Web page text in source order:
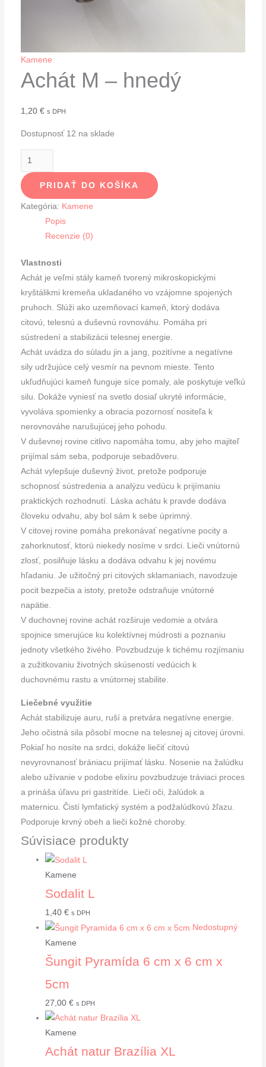
Kamene
Achát M – hnedý
1,20 € s DPH
Dostupnosť 12 na sklade
PRIDAŤ DO KOŠÍKA
Kategória: Kamene
Popis
Recenzie (0)
Vlastnosti
Achát je veľmi stály kameň tvorený mikroskopickými
kryštálikmi kremeňa ukladaného vo vzájomne spojených
pruhoch. Slúži ako uzemňovací kameň, ktorý dodáva
citovú, telesnú a duševnú rovnováhu. Pomáha pri
sústredení a stabilizácii telesnej energie.
Achát uvádza do súladu jin a jang, pozitívne a negatívne
sily udržujúce celý vesmír na pevnom mieste. Tento
ukľudňujúci kameň funguje síce pomaly, ale poskytuje veľkú
silu. Dokáže vyniesť na svetlo dosiaľ ukryté informácie,
vyvoláva spomienky a obracia pozornosť nositeľa k
nerovnováhe narušujúcej jeho pohodu.
V duševnej rovine citlivo napomáha tomu, aby jeho majiteľ
prijímal sám seba, podporuje sebadôveru.
Achát vylepšuje duševný život, pretože podporuje
schopnosť sústredenia a analýzu vedúcu k prijímaniu
praktických rozhodnutí. Láska achátu k pravde dodáva
človeku odvahu, aby bol sám k sebe úprimný.
V citovej rovine pomáha prekonávať negatívne pocity a
zahorknutosť, ktorú niekedy nosíme v srdci. Lieči vnútornú
zlosť, posilňuje lásku a dodáva odvahu k jej novému
hľadaniu. Je užitočný pri citových sklamaniach, navodzuje
pocit bezpečia a istoty, pretože odstraňuje vnútorné
napätie.
V duchovnej rovine achát rozširuje vedomie a otvára
spojnice smerujúce ku kolektívnej múdrosti a poznaniu
jednoty všetkého živého. Povzbudzuje k tichému rozjímaniu
a zužitkovaniu životných skúseností vedúcich k
duchovnému rastu a vnútornej stabilite.
Liečebné využitie
Achát stabilizuje auru, ruší a pretvára negatívne energie.
Jeho očistná sila pôsobí mocne na telesnej aj citovej úrovni.
Pokiaľ ho nosíte na srdci, dokáže liečiť citovú
nevyrovnanosť brániacu prijímať lásku. Nosenie na žalúdku
alebo užívanie v podobe elixíru povzbudzuje tráviaci proces
a prináša úľavu pri gastritíde. Lieči oči, žalúdok a
maternicu. Čistí lymfatický systém a podžalúdkovú žľazu.
Podporuje krvný obeh a lieči kožné choroby.
Súvisiace produkty
Kamene
Sodalit L
1,40 € s DPH
Nedostupný
Kamene
Šungit Pyramída 6 cm x 6 cm x
5cm
27,00 € s DPH
Kamene
Achát natur Brazília XL